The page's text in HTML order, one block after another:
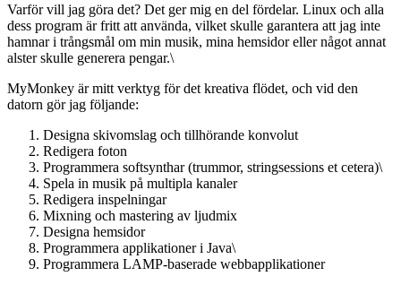
Varför vill jag göra det? Det ger mig en del fördelar. Linux och alla
dess program är fritt att använda, vilket skulle garantera att jag inte
hamnar i trångsmål om min musik, mina hemsidor eller något annat
alster skulle generera pengar.\
MyMonkey är mitt verktyg för det kreativa flödet, och vid den
datorn gör jag följande:
Designa skivomslag och tillhörande konvolut
Redigera foton
Programmera softsynthar (trummor, stringsessions et cetera)\
Spela in musik på multipla kanaler
Redigera inspelningar
Mixning och mastering av ljudmix
Designa hemsidor
Programmera applikationer i Java\
Programmera LAMP-baserade webbapplikationer